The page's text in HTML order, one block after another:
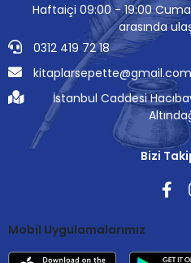
Haftaiçi 09:00 - 19:00
arasında
0312 419 72 18
kitaplarsepette@gmail.com
İstanbul Caddesi
Bizi
Mobil Uygulamalarımız